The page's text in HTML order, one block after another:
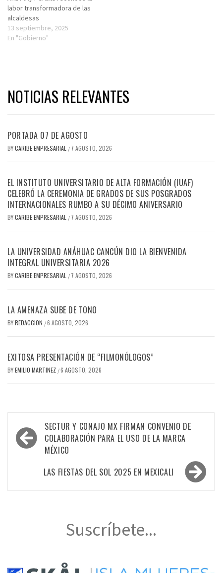
labor transformadora de las
alcaldesas
13 septiembre, 2025
En "Gobierno"
NOTICIAS RELEVANTES
PORTADA 07 DE AGOSTO
BYCARIBE EMPRESARIAL / 7 AGOSTO, 2026
EL INSTITUTO UNIVERSITARIO DE ALTA FORMACIÓN (IUAF)
CELEBRÓ LA CEREMONIA DE GRADOS DE SUS POSGRADOS
INTERNACIONALES RUMBO A SU DÉCIMO ANIVERSARIO
BYCARIBE EMPRESARIAL / 7 AGOSTO, 2026
LA UNIVERSIDAD ANÁHUAC CANCÚN DIO LA BIENVENIDA
INTEGRAL UNIVERSITARIA 2026
BYCARIBE EMPRESARIAL / 7 AGOSTO, 2026
LA AMENAZA SUBE DE TONO
BYREDACCION /6 AGOSTO, 2026
EXITOSA PRESENTACIÓN DE “FILMONÓLOGOS”
BYEMILIO MARTINEZ /6 AGOSTO, 2026
Navegación
de
entradas
SECTUR Y CONAJO MX FIRMAN CONVENIO DE
COLABORACIÓN PARA EL USO DE LA MARCA
MÉXICO
LAS FIESTAS DEL SOL 2025 EN MEXICALI
Suscríbete...